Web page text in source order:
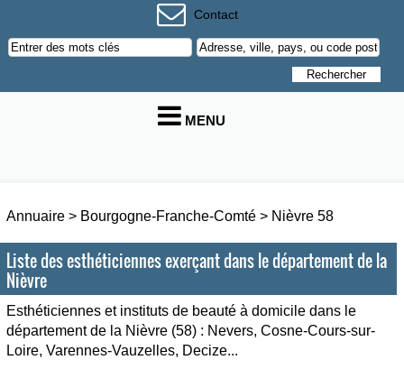
Contact
MENU
Annuaire > Bourgogne-Franche-Comté > Nièvre 58
Liste des esthéticiennes exerçant dans le département de la
Nièvre
Esthéticiennes et instituts de beauté à domicile dans le
département de la Nièvre (58) : Nevers, Cosne-Cours-sur-
Loire, Varennes-Vauzelles, Decize...